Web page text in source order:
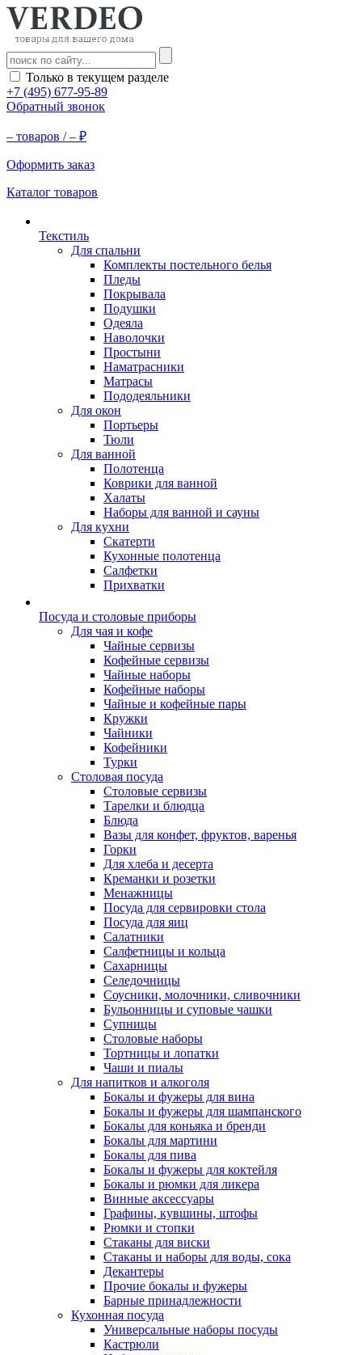
Только в текущем разделе
+7 (495) 677-95-89
Обратный звонок
– товаров /– ₽
Оформить заказ
Каталог товаров
Текстиль
Для спальни
Комплекты постельного белья
Пледы
Покрывала
Подушки
Одеяла
Наволочки
Простыни
Наматрасники
Матрасы
Пододеяльники
Для окон
Портьеры
Тюли
Для ванной
Полотенца
Коврики для ванной
Халаты
Наборы для ванной и сауны
Для кухни
Скатерти
Кухонные полотенца
Салфетки
Прихватки
Посуда и столовые приборы
Для чая и кофе
Чайные сервизы
Кофейные сервизы
Чайные наборы
Кофейные наборы
Чайные и кофейные пары
Кружки
Чайники
Кофейники
Турки
Столовая посуда
Столовые сервизы
Тарелки и блюдца
Блюда
Вазы для конфет, фруктов, варенья
Горки
Для хлеба и десерта
Креманки и розетки
Менажницы
Посуда для сервировки стола
Посуда для яиц
Салатники
Салфетницы и кольца
Сахарницы
Селедочницы
Соусники, молочники, сливочники
Бульонницы и суповые чашки
Супницы
Столовые наборы
Тортницы и лопатки
Чаши и пиалы
Для напитков и алкоголя
Бокалы и фужеры для вина
Бокалы и фужеры для шампанского
Бокалы для коньяка и бренди
Бокалы для мартини
Бокалы для пива
Бокалы и фужеры для коктейля
Бокалы и рюмки для ликера
Винные аксессуары
Графины, кувшины, штофы
Рюмки и стопки
Стаканы для виски
Стаканы и наборы для воды, сока
Декантеры
Прочие бокалы и фужеры
Барные принадлежности
Кухонная посуда
Универсальные наборы посуды
Кастрюли